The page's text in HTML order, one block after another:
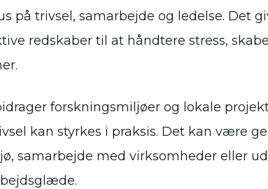
på trivsel, samarbejde og ledelse. Det
redskaber til at håndtere stress,
forskningsmiljøer og lokale
kan styrkes i praksis. Det kan være
samarbejde med virksomheder eller